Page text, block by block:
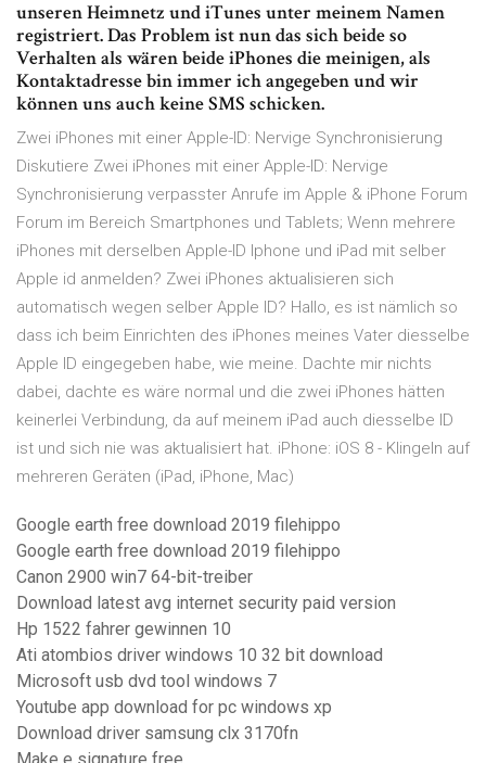
unseren Heimnetz und iTunes unter meinem Namen
registriert. Das Problem ist nun das sich beide so
Verhalten als wären beide iPhones die meinigen, als
Kontaktadresse bin immer ich angegeben und wir
können uns auch keine SMS schicken.
Zwei iPhones mit einer Apple-ID: Nervige Synchronisierung
Diskutiere Zwei iPhones mit einer Apple-ID: Nervige
Synchronisierung verpasster Anrufe im Apple & iPhone Forum
Forum im Bereich Smartphones und Tablets; Wenn mehrere
iPhones mit derselben Apple-ID Iphone und iPad mit selber
Apple id anmelden? Zwei iPhones aktualisieren sich
automatisch wegen selber Apple ID? Hallo, es ist nämlich so
dass ich beim Einrichten des iPhones meines Vater diesselbe
Apple ID eingegeben habe, wie meine. Dachte mir nichts
dabei, dachte es wäre normal und die zwei iPhones hätten
keinerlei Verbindung, da auf meinem iPad auch diesselbe ID
ist und sich nie was aktualisiert hat. iPhone: iOS 8 - Klingeln auf
mehreren Geräten (iPad, iPhone, Mac)
Google earth free download 2019 filehippo
Google earth free download 2019 filehippo
Canon 2900 win7 64-bit-treiber
Download latest avg internet security paid version
Hp 1522 fahrer gewinnen 10
Ati atombios driver windows 10 32 bit download
Microsoft usb dvd tool windows 7
Youtube app download for pc windows xp
Download driver samsung clx 3170fn